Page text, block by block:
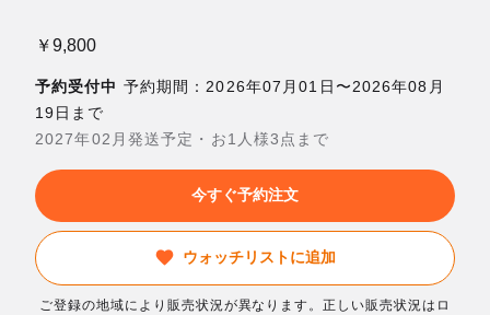
￥9,800
予約受付中 予約期間：2026年07月01日〜2026年08月
19日まで
2027年02月発送予定・お1人様3点まで
今すぐ予約注文
ウォッチリストに追加
ご登録の地域により販売状況が異なります。正しい販売状況はロ